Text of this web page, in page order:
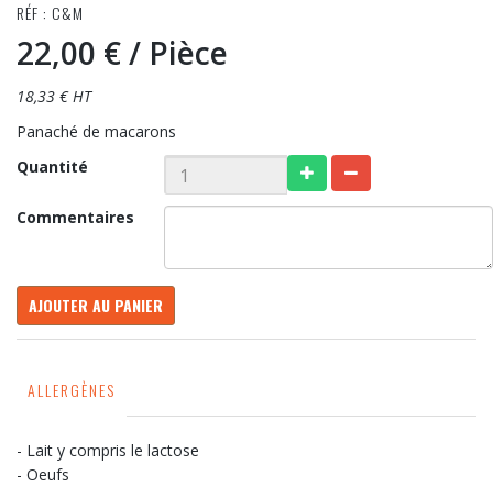
RÉF : C&M
22,00 €/ Pièce
18,33 € HT
Panaché de macarons
Quantité
Commentaires
AJOUTER AU PANIER
ALLERGÈNES
- Lait y compris le lactose
- Oeufs